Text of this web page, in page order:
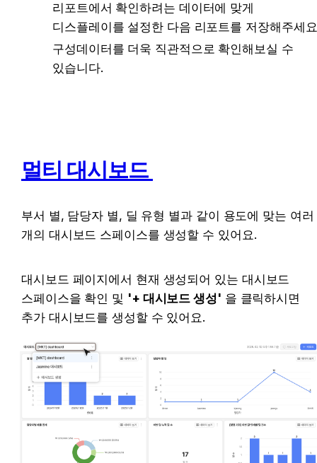
리포트에서 확인하려는 데이터에 맞게
디스플레이를 설정한 다음 리포트를 저장해주세
구성데이터를 더욱 직관적으로 확인해보실 수
있습니다.
멀티 대시보드
부서 별, 담당자 별, 딜 유형 별과 같이 용도에 맞는 여러
개의 대시보드 스페이스를 생성할 수 있어요.
대시보드 페이지에서 현재 생성되어 있는 대시보드
스페이스을 확인 및 '+ 대시보드 생성' 을 클릭하시면
추가 대시보드를 생성할 수 있어요.